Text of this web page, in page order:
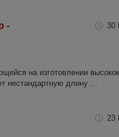
-
30
на изготовлении
нестандартную длину ...
23